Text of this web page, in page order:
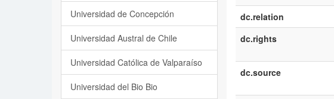
dc.relation
dc.rights
dc.source
Universidad de Concepción
Universidad Austral de Chile
Universidad Católica de Valparaíso
Universidad del Bio Bio